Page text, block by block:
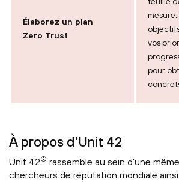
Élaborez un plan
Zero Trust
vos
pour
À propos d’Unit 42
Unit 42® rassemble au sein d’une
chercheurs de réputation mondiale